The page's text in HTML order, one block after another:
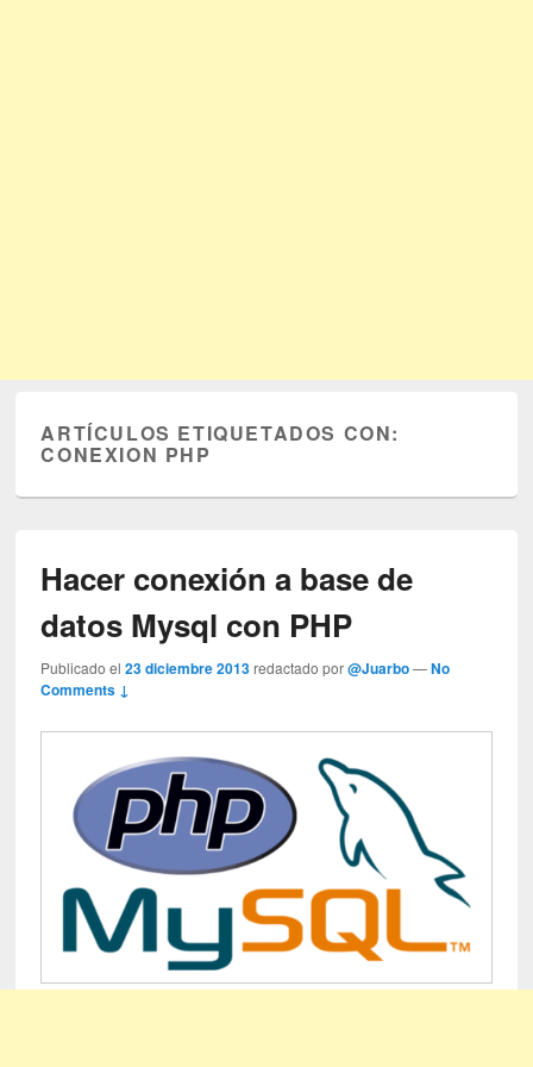
ARTÍCULOS ETIQUETADOS CON:
CONEXION PHP
Hacer conexión a base de
datos Mysql con PHP
Publicado el23 diciembre 2013 redactado por@Juarbo —No
Comments ↓